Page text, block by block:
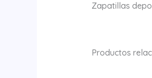
Zapatillas
Productos